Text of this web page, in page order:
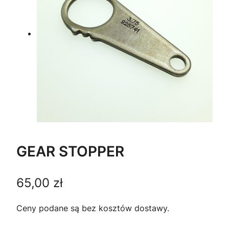
GEAR STOPPER
65,00 zł
Ceny podane są bez kosztów dostawy.